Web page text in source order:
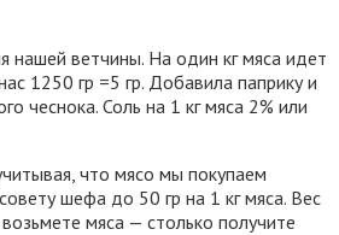
нашей ветчины. На один кг мяса идет
1250 гр =5 гр. Добавила паприку и
чеснока. Соль на 1 кг мяса 2% или
что мясо мы покупаем
шефа до 50 гр на 1 кг мяса. Вес
мяса — столько получите